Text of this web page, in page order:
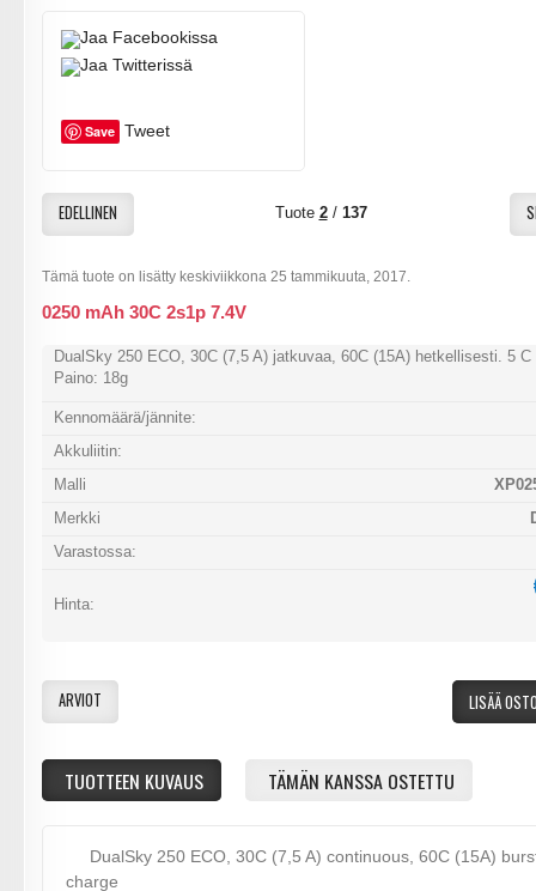
Save Tweet
EDELLINEN Tuote 2/ 137
Tämä tuote on lisätty keskiviikkona 25 tammikuuta, 2017.
0250 mAh 30C 2s1p 7.4V
DualSky 250 ECO, 30C (7,5 A) jatkuvaa, 60C (15A) hetkellisesti. 5 C
Paino: 18g
Kennomäärä/jännite:
Akkuliitin:
Malli
Merkki
Varastossa:
Hinta:
LISÄÄ
ARVIOT
TUOTTEEN KUVAUS TÄMÄN KANSSA OSTETTU
DualSky 250 ECO, 30C (7,5 A) continuous, 60C (15A)
charge